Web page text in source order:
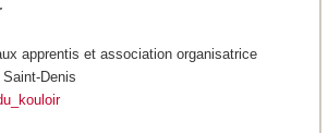
apprentis et association organisatrice
Denis